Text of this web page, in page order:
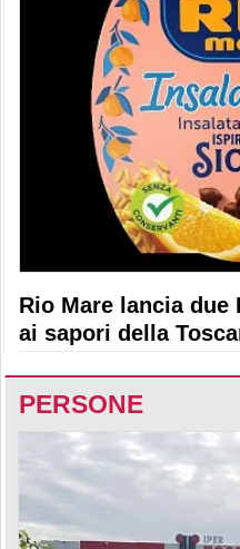
Rio Mare lancia
ai sapori della
PERSONE